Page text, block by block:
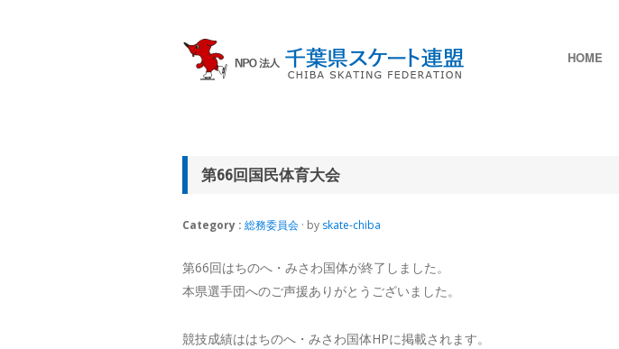
HOME
第66回国民体育大会
Category : 総務委員会 · by skate-chiba
第66回はちのへ・みさわ国体が終了しました。
本県選手団へのご声援ありがとうございました。
競技成績ははちのへ・みさわ国体HPに掲載されます。